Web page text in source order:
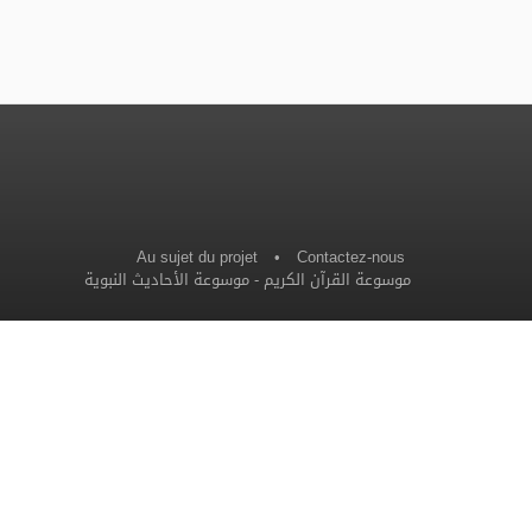
Au sujet du projet • Contactez-nous
موسوعة القرآن الكريم -موسوعة الأحاديث النبوية